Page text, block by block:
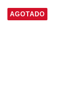
AGOTADO